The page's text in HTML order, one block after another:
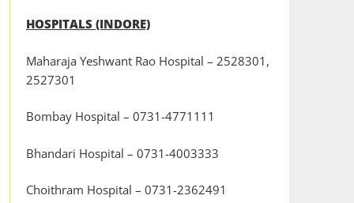
HOSPITALS (INDORE)
Maharaja Yeshwant Rao Hospital – 2528301,
2527301
Bombay Hospital – 0731-4771111
Bhandari Hospital – 0731-4003333
Choithram Hospital – 0731-2362491